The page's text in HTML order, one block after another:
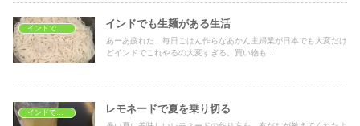
インドでも生麺がある生活
あーあ疲れた…毎日ごはん作らなあかん主婦業が日本でも大変だけ
どインドでこれやるの大変すぎる。買い物も...
インドでおうちごはん レモネードで夏を乗り切る